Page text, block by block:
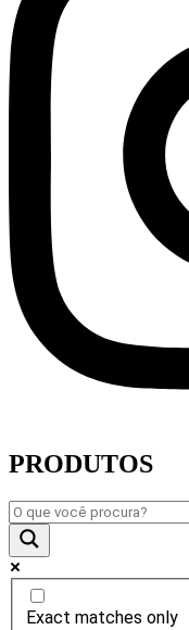
PRODUTOS
Exact matches only